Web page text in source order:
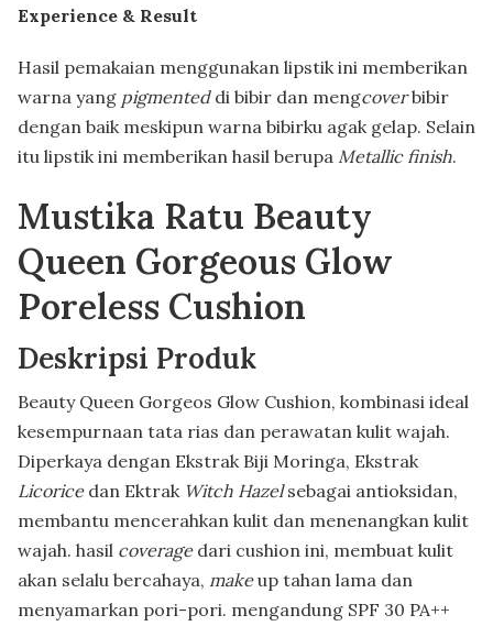
Experience & Result
Hasil pemakaian menggunakan lipstik ini memberikan
warna yang pigmenteddi bibir dan mengcoverbibir
dengan baik meskipun warna bibirku agak gelap. Selain
itu lipstik ini memberikan hasil berupa Metallic finish.
Mustika Ratu Beauty
Queen Gorgeous Glow
Poreless Cushion
Deskripsi Produk
Beauty Queen Gorgeos Glow Cushion, kombinasi ideal
kesempurnaan tata rias dan perawatan kulit wajah.
Diperkaya dengan Ekstrak Biji Moringa, Ekstrak
Licorice dan Ektrak Witch Hazelsebagai antioksidan,
membantu mencerahkan kulit dan menenangkan kulit
wajah. hasil coveragedari cushion ini, membuat kulit
akan selalu bercahaya, makeup tahan lama dan
menyamarkan pori-pori. mengandung SPF 30 PA++